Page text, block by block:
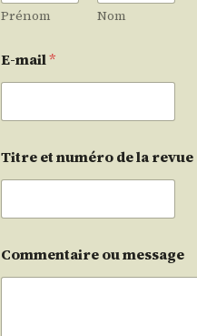
Prénom Nom
E-mail*
Titre et numéro de la revue
Commentaire ou message